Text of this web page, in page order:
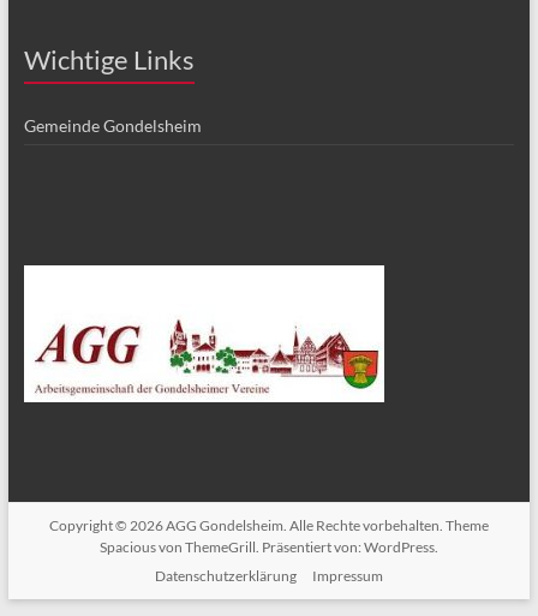
Wichtige Links
Gemeinde Gondelsheim
Copyright © 2026AGG Gondelsheim . Alle Rechte vorbehalten. Theme
Spaciousvon ThemeGrill. Präsentiert von: WordPress.
Datenschutzerklärung
Impressum